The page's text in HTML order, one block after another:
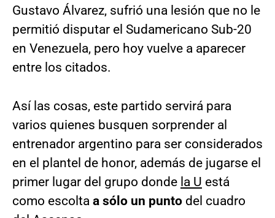
Gustavo Álvarez, sufrió una lesión que no le
permitió disputar el Sudamericano Sub-20
en Venezuela, pero hoy vuelve a aparecer
entre los citados.
Así las cosas, este partido servirá para
varios quienes busquen sorprender al
entrenador argentino para ser considerados
en el plantel de honor, además de jugarse el
primer lugar del grupo donde la U está
como escolta a sólo un punto del cuadro